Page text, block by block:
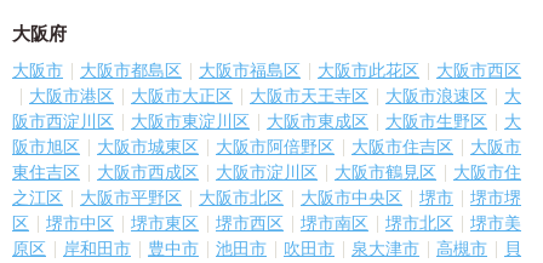
大阪府
大阪市 大阪市都島区 大阪市福島区 大阪市此花区
大阪市西区
大阪市港区
大阪市大正区 大阪市天王寺区 大阪市浪速区
大
阪市西淀川区
大阪市東淀川区 大阪市東成区 大阪市生野区
大
阪市旭区
大阪市城東区 大阪市阿倍野区 大阪市住吉区
大阪市
東住吉区
大阪市西成区 大阪市淀川区 大阪市鶴見区
大阪市住
之江区
大阪市平野区 大阪市北区 大阪市中央区 堺市
堺市堺
区
堺市中区 堺市東区 堺市西区 堺市南区 堺市北区
堺市美
原区
岸和田市 豊中市 池田市 吹田市 泉大津市 高槻市
貝